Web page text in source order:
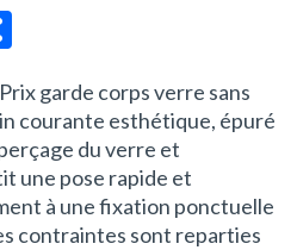
ta
g
er
garde corps verre sans
courante esthétique, épuré
du verre et
une pose rapide et
à une fixation ponctuelle
contraintes sont reparties